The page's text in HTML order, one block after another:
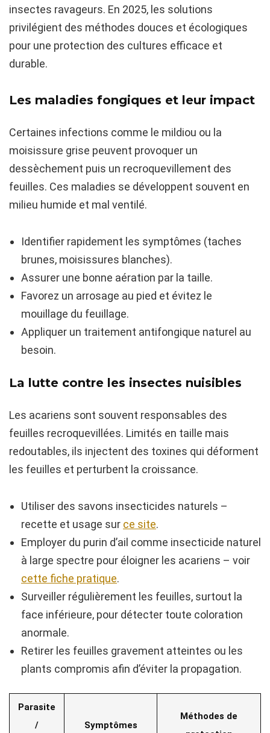
insectes ravageurs. En 2025, les solutions
privilégient des méthodes douces et écologiques
pour une protection des cultures efficace et
durable.
Les maladies fongiques et leur impact
Certaines infections comme le mildiou ou la
moisissure grise peuvent provoquer un
dessèchement puis un recroquevillement des
feuilles. Ces maladies se développent souvent en
milieu humide et mal ventilé.
Identifier rapidement les symptômes (taches
brunes, moisissures blanches).
Assurer une bonne aération par la taille.
Favorez un arrosage au pied et évitez le
mouillage du feuillage.
Appliquer un traitement antifongique naturel au
besoin.
La lutte contre les insectes nuisibles
Les acariens sont souvent responsables des
feuilles recroquevillées. Limités en taille mais
redoutables, ils injectent des toxines qui déforment
les feuilles et perturbent la croissance.
Utiliser des savons insecticides naturels –
recette et usage sur ce site.
Employer du purin d’ail comme insecticide naturel
à large spectre pour éloigner les acariens – voir
cette fiche pratique.
Surveiller régulièrement les feuilles, surtout la
face inférieure, pour détecter toute coloration
anormale.
Retirer les feuilles gravement atteintes ou les
plants compromis afin d’éviter la propagation.
Parasite
/
Symptômes
Méthodes de